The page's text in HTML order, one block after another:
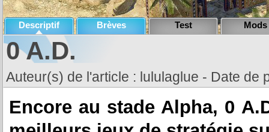
Descriptif Brèves Test Mods
0 A.D.
Auteur(s) de l'article : lululaglue - Date de
Encore au stade Alpha, 0